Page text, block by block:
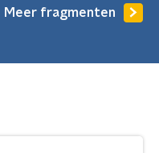
Meer fragmenten